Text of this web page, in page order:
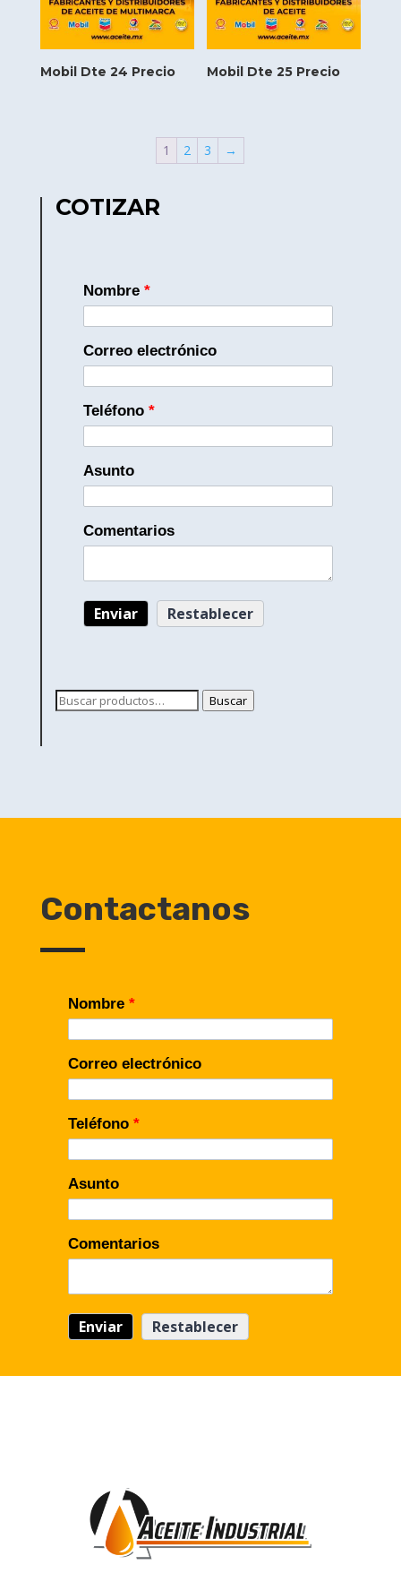
Mobil Dte 24 Precio Mobil Dte 25 Precio
1 2 3 →
COTIZAR
Nombre *
Correo electrónico
Teléfono *
Asunto
Comentarios
Buscar
Buscar
Contactanos
Nombre *
Correo electrónico
Teléfono *
Asunto
Comentarios